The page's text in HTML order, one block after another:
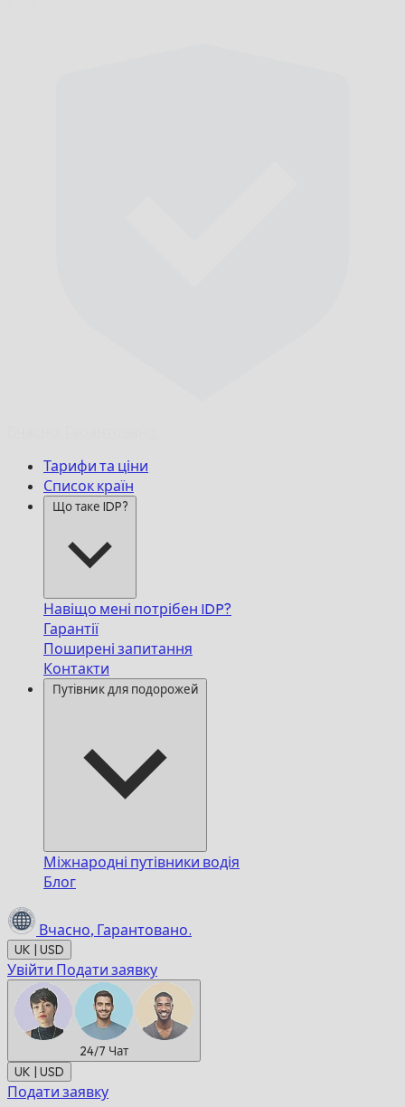
Тарифи та ціни
Список країн
Що таке IDP?
Навіщо мені потрібен IDP?
Гарантії
Поширені запитання
Контакти
Путівник для подорожей
Міжнародні путівники водія
Блог
Вчасно, Гарантовано.
UK | USD
Увійти Подати заявку
24/7 Чат
UK | USD
Подати заявку